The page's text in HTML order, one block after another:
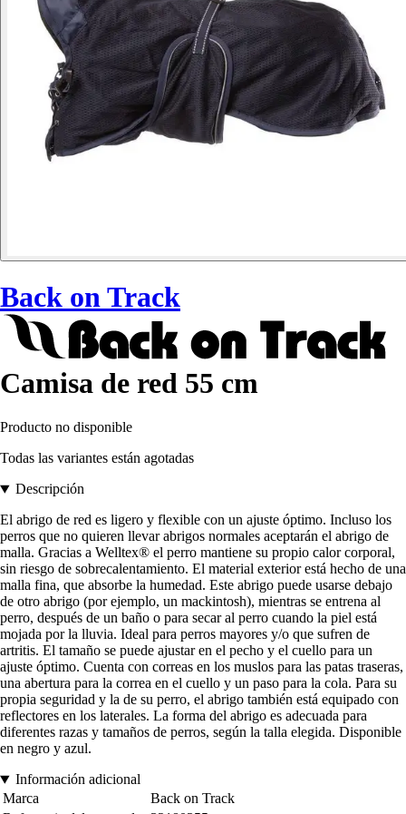
Back on Track
Camisa de red 55 cm
Producto no disponible
Todas las variantes están agotadas
Descripción
El abrigo de red es ligero y flexible con un ajuste óptimo. Incluso los
perros que no quieren llevar abrigos normales aceptarán el abrigo de
malla. Gracias a Welltex® el perro mantiene su propio calor corporal,
sin riesgo de sobrecalentamiento. El material exterior está hecho de una
malla fina, que absorbe la humedad. Este abrigo puede usarse debajo
de otro abrigo (por ejemplo, un mackintosh), mientras se entrena al
perro, después de un baño o para secar al perro cuando la piel está
mojada por la lluvia. Ideal para perros mayores y/o que sufren de
artritis. El tamaño se puede ajustar en el pecho y el cuello para un
ajuste óptimo. Cuenta con correas en los muslos para las patas traseras,
una abertura para la correa en el cuello y un paso para la cola. Para su
propia seguridad y la de su perro, el abrigo también está equipado con
reflectores en los laterales. La forma del abrigo es adecuada para
diferentes razas y tamaños de perros, según la talla elegida. Disponible
en negro y azul.
Información adicional
Marca
Back on Track